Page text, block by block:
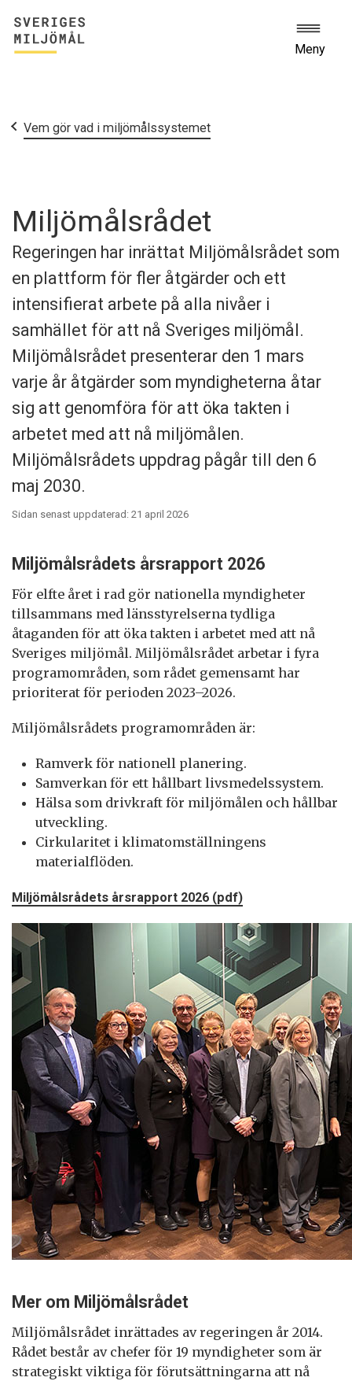
Meny
Start
Så fungerar arbetet med Sveriges miljömål
Vem gör vad i miljömålssystemet
Miljömålsrådet
Regeringen har inrättat Miljömålsrådet som
en plattform för fler åtgärder och ett
intensifierat arbete på alla nivåer i
samhället för att nå Sveriges miljömål.
Miljömålsrådet presenterar den 1 mars
varje år åtgärder som myndigheterna åtar
sig att genomföra för att öka takten i
arbetet med att nå miljömålen.
Miljömålsrådets uppdrag pågår till den 6
maj 2030.
Sidan senast uppdaterad: 21 april 2026
Miljömålsrådets årsrapport 2026
För elfte året i rad gör nationella myndigheter
tillsammans med länsstyrelserna tydliga
åtaganden för att öka takten i arbetet med att nå
Sveriges miljömål. Miljömålsrådet arbetar i fyra
programområden, som rådet gemensamt har
prioriterat för perioden 2023–2026.
Miljömålsrådets programområden är:
Ramverk för nationell planering.
Samverkan för ett hållbart livsmedelssystem.
Hälsa som drivkraft för miljömålen och hållbar
utveckling.
Cirkularitet i klimatomställningens
materialflöden.
Miljömålsrådets årsrapport 2026 (pdf)
Mer om Miljömålsrådet
Miljömålsrådet inrättades av regeringen år 2014.
Rådet består av chefer för 19 myndigheter som är
strategiskt viktiga för förutsättningarna att nå